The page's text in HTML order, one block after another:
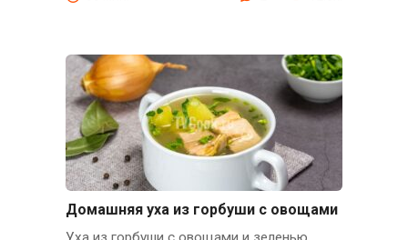
Домашняя уха из горбуши с овощами